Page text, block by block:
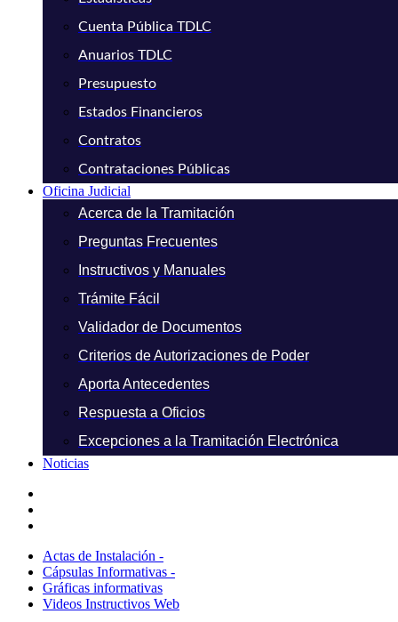
Cuenta Pública TDLC
Anuarios TDLC
Presupuesto
Estados Financieros
Contratos
Contrataciones Públicas
Oficina Judicial
Acerca de la Tramitación
Preguntas Frecuentes
Instructivos y Manuales
Trámite Fácil
Validador de Documentos
Criterios de Autorizaciones de Poder
Aporta Antecedentes
Respuesta a Oficios
Excepciones a la Tramitación Electrónica
Noticias
Actas de Instalación -
Cápsulas Informativas -
Gráficas informativas
Videos Instructivos Web